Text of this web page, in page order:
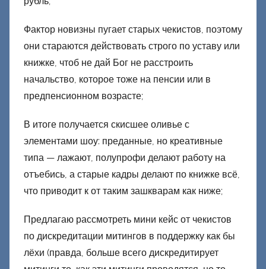
Фактор новизны пугает старых чекистов, поэтому
они стараются действовать строго по уставу или
книжке, чтоб не дай Бог не расстроить
начальство, которое тоже на пенсии или в
предпенсионном возрасте;
В итоге получается скисшее оливье с
элементами шоу: преданные, но креативные
типа — лажают, полупрофи делают работу на
отъебись, а старые кадры делают по книжке всё,
что приводит к от таким зашкварам как ниже;
Предлагаю рассмотреть мини кейс от чекистов
по дискредитации митингов в поддержку как бы
лёхи (правда, больше всего дискредитирует